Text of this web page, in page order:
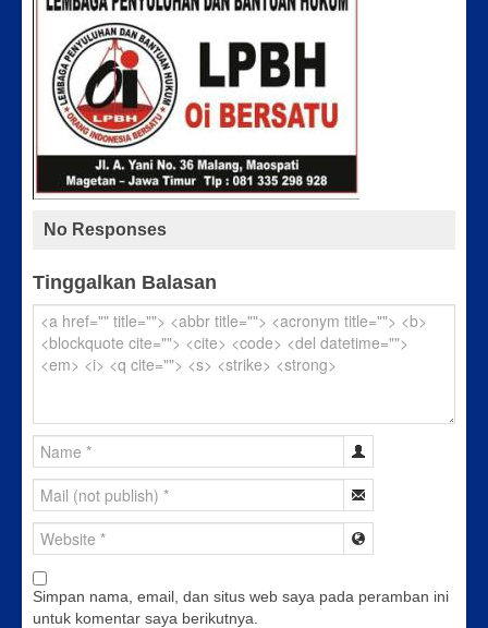
No Responses
Tinggalkan Balasan
Simpan nama, email, dan situs web saya pada peramban ini
untuk komentar saya berikutnya.